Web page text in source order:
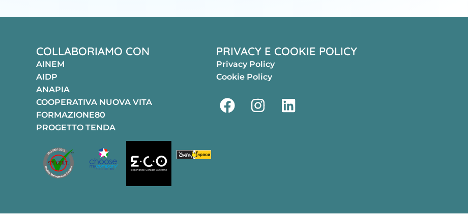
COLLABORIAMO CON
AINEM
AIDP
ANAPIA
COOPERATIVA NUOVA VITA
FORMAZIONE80
PROGETTO TENDA
PRIVACY E COOKIE POLICY
Privacy Policy
Cookie Policy